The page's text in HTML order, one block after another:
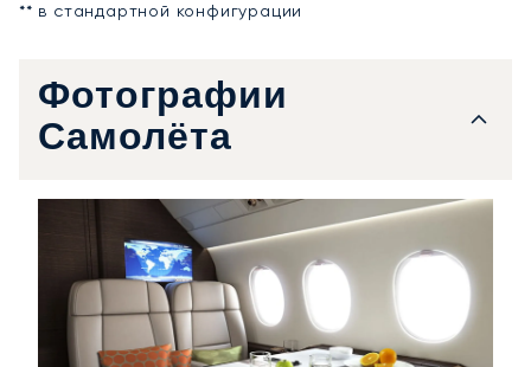
** в стандартной конфигурации
Фотографии
Самолёта